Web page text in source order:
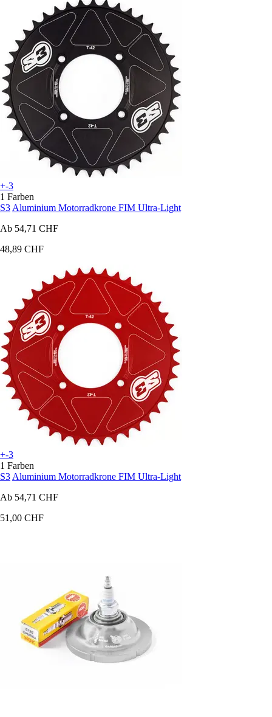
+-3
1 Farben
S3 Aluminium Motorradkrone FIM Ultra-Light
Ab 54,71 CHF
48,89 CHF
+-3
1 Farben
S3 Aluminium Motorradkrone FIM Ultra-Light
Ab 54,71 CHF
51,00 CHF